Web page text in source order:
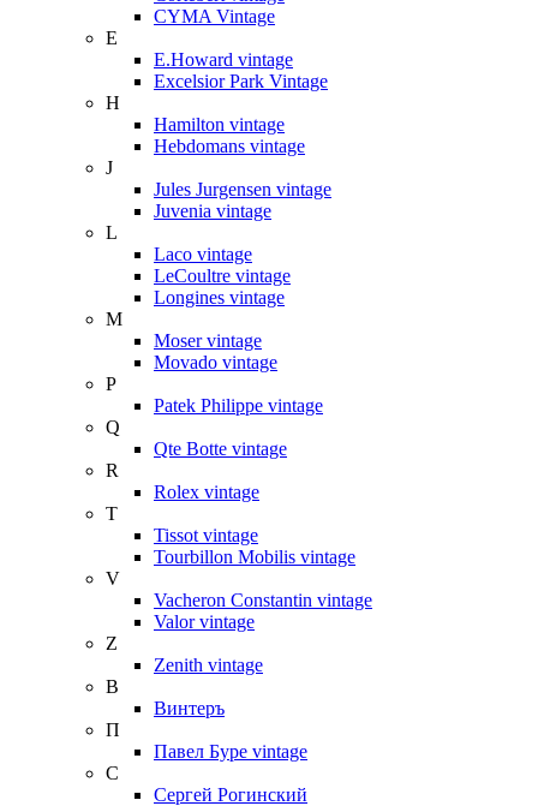
CYMA Vintage
E
E.Howard vintage
Excelsior Park Vintage
H
Hamilton vintage
Hebdomans vintage
J
Jules Jurgensen vintage
Juvenia vintage
L
Laco vintage
LeCoultre vintage
Longines vintage
M
Moser vintage
Movado vintage
P
Patek Philippe vintage
Q
Qte Botte vintage
R
Rolex vintage
T
Tissot vintage
Tourbillon Mobilis vintage
V
Vacheron Constantin vintage
Valor vintage
Z
Zenith vintage
В
Винтеръ
П
Павел Буре vintage
С
Сергей Рогинский